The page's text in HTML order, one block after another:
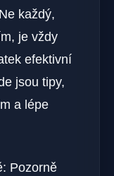
každý,
je vždy
efektivní
jsou tipy,
a lépe
Pozorně